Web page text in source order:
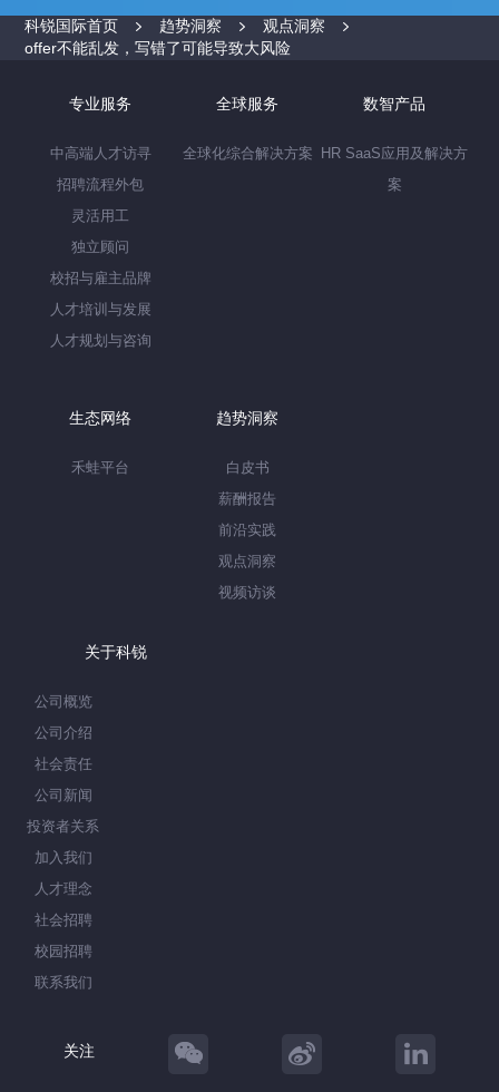
科锐国际首页 趋势洞察
观点洞察
offer不能乱发，写错了可能导致大风险
专业服务
中高端人才访寻
招聘流程外包
灵活用工
独立顾问
校招与雇主品牌
人才培训与发展
人才规划与咨询
全球服务
全球化综合解决方案
数智产品
HR SaaS应用及解决方
案
生态网络
禾蛙平台
趋势洞察
白皮书
薪酬报告
前沿实践
观点洞察
视频访谈
关于科锐
公司概览
公司介绍
社会责任
公司新闻
投资者关系
加入我们
人才理念
社会招聘
校园招聘
联系我们
关注